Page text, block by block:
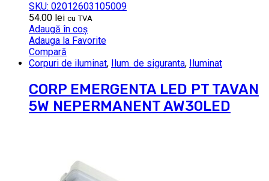
SKU: 02012603105009
54.00 lei cu TVA
Adaugă în coș
Adauga la Favorite
Compară
Corpuri de iluminat, Ilum. de siguranta, Iluminat
CORP EMERGENTA LED PT TAVAN
5W NEPERMANENT AW30LED